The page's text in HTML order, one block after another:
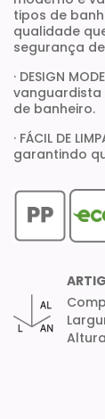
tipos de
qualidade
segurança
· DESIGN
de banheiro.
· FÁCIL DE
garantindo
Altura